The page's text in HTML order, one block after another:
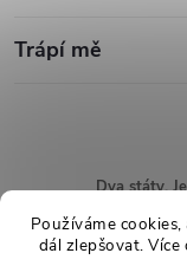
Používáme
dál zlepšovat.
Trápí mě
Dva státy.